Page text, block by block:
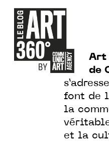
Art
de
font de
la
et la